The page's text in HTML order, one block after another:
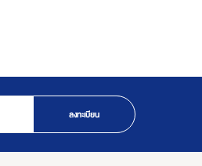
ลงทะเบียน